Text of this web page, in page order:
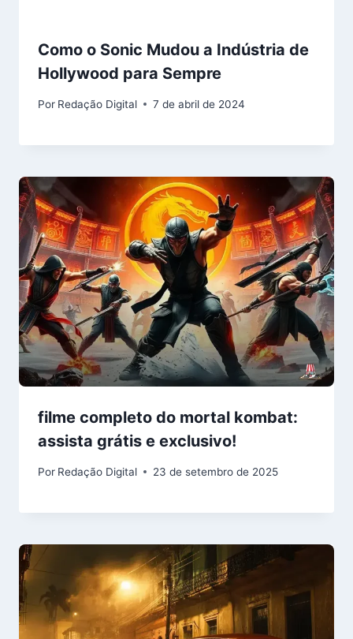
Como o Sonic Mudou a Indústria de
Hollywood para Sempre
Por Redação Digital 7 de abril de 2024
filme completo do mortal kombat:
assista grátis e exclusivo!
Por Redação Digital 23 de setembro de 2025